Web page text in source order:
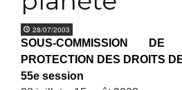
28/07/2003
SOUS-COMMISSION
PROTECTION DES DROITS
55e session